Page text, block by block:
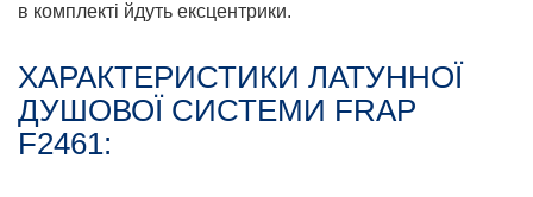
в комплекті йдуть ексцентрики.
ХАРАКТЕРИСТИКИ ЛАТУННОЇ
ДУШОВОЇ СИСТЕМИ FRAP
F2461: